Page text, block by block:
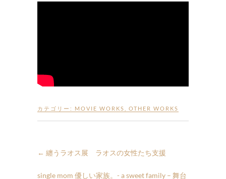
カテゴリー: MOVIE WORKS OTHER WORKS
← 纏うラオス展 ラオスの女性たち支援
single mom 優しい家族。- a sweet family – 舞台